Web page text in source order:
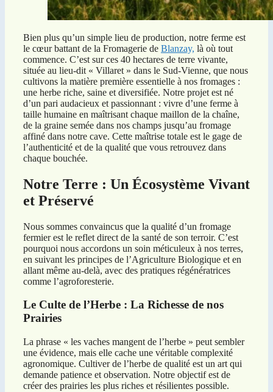
Bien plus qu’un simple lieu de production, notre ferme est
le cœur battant de la Fromagerie de Blanzay, là où tout
commence. C’est sur ces 40 hectares de terre vivante,
située au lieu-dit « Villaret » dans le Sud-Vienne, que nous
cultivons la matière première essentielle à nos fromages :
une herbe riche, saine et diversifiée. Notre projet est né
d’un pari audacieux et passionnant : vivre d’une ferme à
taille humaine en maîtrisant chaque maillon de la chaîne,
de la graine semée dans nos champs jusqu’au fromage
affiné dans notre cave. Cette maîtrise totale est le gage de
l’authenticité et de la qualité que vous retrouvez dans
chaque bouchée.
Notre Terre : Un Écosystème Vivant
et Préservé
Nous sommes convaincus que la qualité d’un fromage
fermier est le reflet direct de la santé de son terroir. C’est
pourquoi nous accordons un soin méticuleux à nos terres,
en suivant les principes de l’Agriculture Biologique et en
allant même au-delà, avec des pratiques régénératrices
comme l’agroforesterie.
Le Culte de l’Herbe : La Richesse de nos
Prairies
La phrase « les vaches mangent de l’herbe » peut sembler
une évidence, mais elle cache une véritable complexité
agronomique. Cultiver de l’herbe de qualité est un art qui
demande patience et observation. Notre objectif est de
créer des prairies les plus riches et résilientes possible.